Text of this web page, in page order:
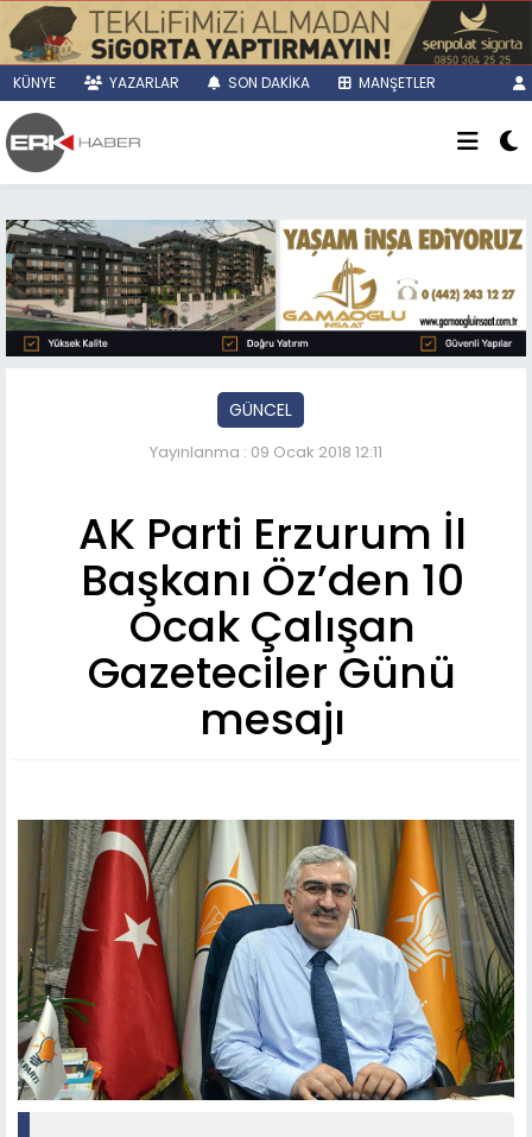
KÜNYE YAZARLAR SON DAKİKA MANŞETLER
GÜNCEL
Yayınlanma : 09 Ocak 2018 12:11
AK Parti Erzurum İl
Başkanı Öz’den 10
Ocak Çalışan
Gazeteciler Günü
mesajı